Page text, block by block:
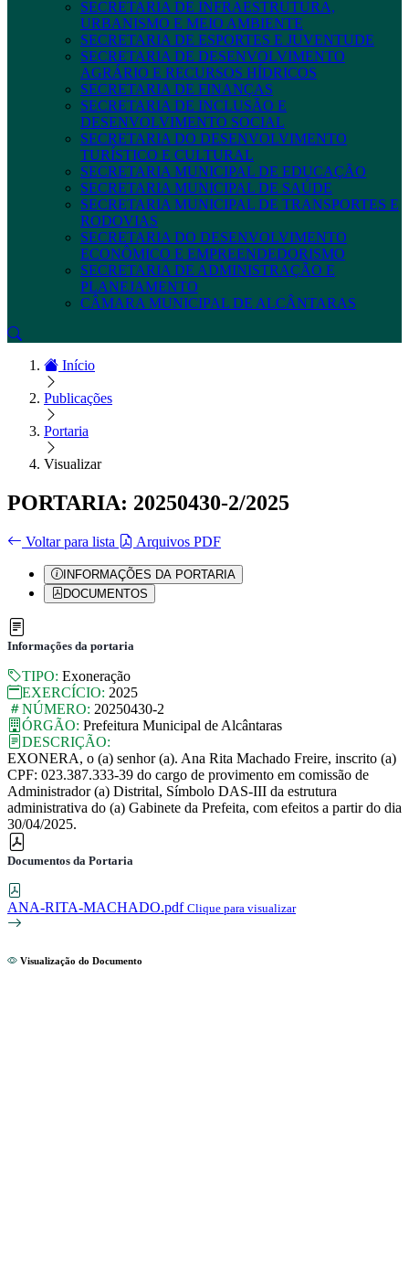
SECRETARIA DE INFRAESTRUTURA,
URBANISMO E MEIO AMBIENTE
SECRETARIA DE ESPORTES E JUVENTUDE
SECRETARIA DE DESENVOLVIMENTO
AGRÁRIO E RECURSOS HÍDRICOS
SECRETARIA DE FINANÇAS
SECRETARIA DE INCLUSÃO E
DESENVOLVIMENTO SOCIAL
SECRETARIA DO DESENVOLVIMENTO
TURÍSTICO E CULTURAL
SECRETARIA MUNICIPAL DE EDUCAÇÃO
SECRETARIA MUNICIPAL DE SAÚDE
SECRETARIA MUNICIPAL DE TRANSPORTES E
RODOVIAS
SECRETARIA DO DESENVOLVIMENTO
ECONÔMICO E EMPREENDEDORISMO
SECRETARIA DE ADMINISTRAÇÃO E
PLANEJAMENTO
CÂMARA MUNICIPAL DE ALCÂNTARAS
Início
Publicações
Portaria
Visualizar
PORTARIA: 20250430-2/2025
Voltar para lista Arquivos PDF
INFORMAÇÕES DA PORTARIA
DOCUMENTOS
Informações da portaria
TIPO: Exoneração
EXERCÍCIO: 2025
NÚMERO: 20250430-2
ÓRGÃO: Prefeitura Municipal de Alcântaras
DESCRIÇÃO:
EXONERA, o (a) senhor (a). Ana Rita Machado Freire, inscrito (a)
CPF: 023.387.333-39 do cargo de provimento em comissão de
Administrador (a) Distrital, Símbolo DAS-III da estrutura
administrativa do (a) Gabinete da Prefeita, com efeitos a partir do dia
30/04/2025.
Documentos da Portaria
ANA-RITA-MACHADO.pdf Clique para visualizar
Visualização do Documento